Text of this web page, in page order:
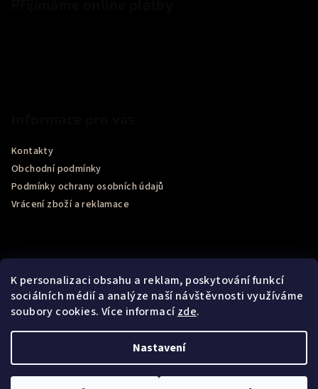
K personalizaci obsahu a reklam, poskytování funkcí
sociálních médií a analýze naší návštěvnosti využíváme
soubory cookies. Více informacízde.
Nastavení
Kontakty
Obchodní podmínky
Podmínky ochrany osobních údajů
Vrácení zboží a reklamace
Recenze obchodu Google
Upravit nastavení cookies